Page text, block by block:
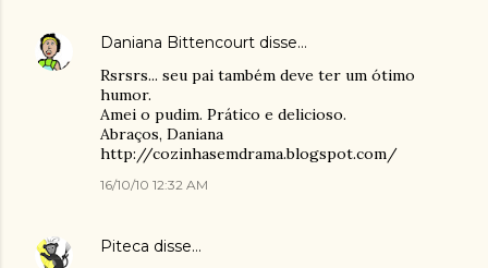
Daniana Bittencourt disse…
Rsrsrs... seu pai também deve ter um ótimo
humor.
Amei o pudim. Prático e delicioso.
Abraços, Daniana
http://cozinhasemdrama.blogspot.com/
16/10/10 12:32 AM
Piteca disse…